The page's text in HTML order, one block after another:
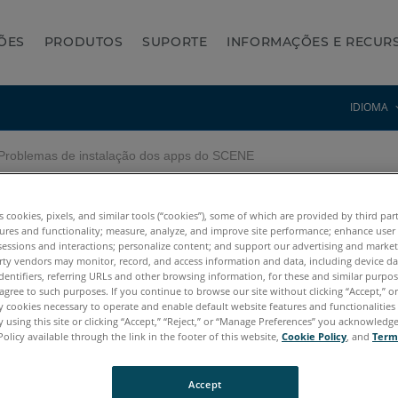
PRODUTOS SUPORTE INFORMAÇÕES E
IDIOMA
de instalação dos apps do SCENE
apps do SCENE
7.x 6.x 5.x
cookies, pixels, and similar tools (“cookies”), some of which are provided by third
and functionality; measure, analyze, and improve site performance; enhance user
and interactions; personalize content; and support our advertising and
vendors may monitor, record, and access information and data, including device
referring URLs and other browsing information, for these and similar
to such purposes. If you continue to browse our site without clicking “Accept,”
cookies necessary to operate and enable default website features and
using this site or clicking “Accept,” “Reject,” or “Manage Preferences” you
available through the link in the footer of this website, Cookie Policy , and
Accept